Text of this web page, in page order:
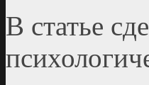
В статье